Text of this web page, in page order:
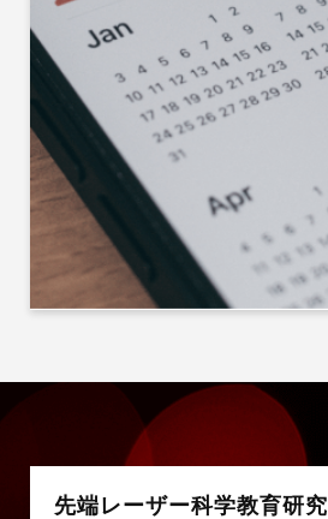
先端レーザー科学教育研究